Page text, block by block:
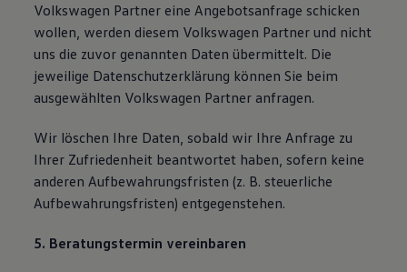
Volkswagen Partner eine Angebotsanfrage schicken
wollen, werden diesem Volkswagen Partner und nicht
uns die zuvor genannten Daten übermittelt. Die
jeweilige Datenschutzerklärung können Sie beim
ausgewählten Volkswagen Partner anfragen.
Wir löschen Ihre Daten, sobald wir Ihre Anfrage zu
Ihrer Zufriedenheit beantwortet haben, sofern keine
anderen Aufbewahrungsfristen (z. B. steuerliche
Aufbewahrungsfristen) entgegenstehen.
5. Beratungstermin vereinbaren